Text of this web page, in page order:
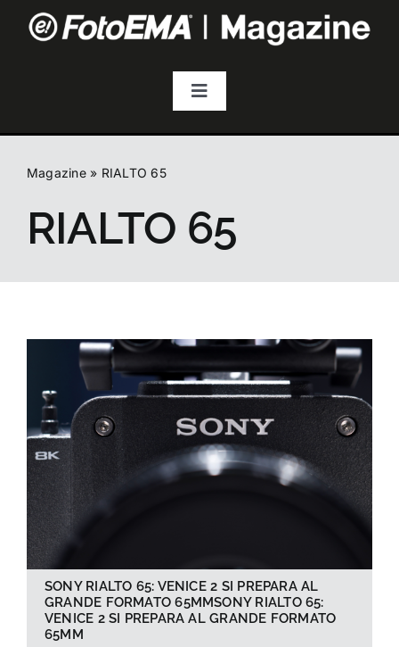
Toggle
Fotografia
Accessori
La foto del mese
Guide
Cerca
per:
Magazine» RIALTO 65
RIALTO 65
SONY RIALTO 65: VENICE 2 SI PREPARA AL
GRANDE FORMATO 65MMSONY RIALTO 65:
VENICE 2 SI PREPARA AL GRANDE FORMATO
65MM